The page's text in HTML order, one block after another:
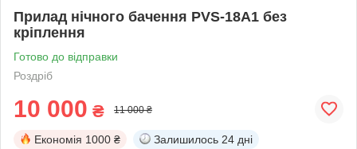
Прилад нічного бачення PVS-18A1 без
кріплення
Готово до відправки
Роздріб
10 000 ₴ 11 000 ₴
Економія 1000 ₴ Залишилось 24 дні